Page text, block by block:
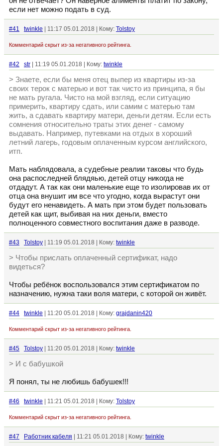
если нет можно подать в суд.
#41 twinkle | 11:17 05.01.2018 | Кому: Tolstoy
Комментарий скрыт из-за негативного рейтинга.
#42 str | 11:19 05.01.2018 | Кому: twinkle
> Знаете, если бы меня отец выпер из квартиры из-за
своих терок с матерью и вот так чисто из принципа, я бы
не мать ругала. Чисто на мой взгляд, если ситуацию
примерить, квартиру сдать, или самим с матерью там
жить, а сдавать квартиру матери, деньги детям. Если есть
сомнения относительно траты этих денег - самому
выдавать. Например, путевками на отдых в хороший
летний лагерь, годовым оплаченным курсом английского,
итп.
Мать наблядовала, а судебные реалии таковы что будь
она распоследней блядяью, детей отцу никогда не
отдадут. А так как они маленькие еще то изолировав их от
отца она внушит им все что угодно, когда вырастут они
будут его ненавидеть. А мать при этом будет пользовать
детей как щит, выбивая на них деньги, вместо
полноценного совместного воспитания даже в разводе.
#43 Tolstoy | 11:19 05.01.2018 | Кому: twinkle
> Чтобы прислать оплаченный сертификат, надо
видеться?
Чтобы ребёнок воспользовался этим сертификатом по
назначению, нужна таки воля матери, с которой он живёт.
#44 twinkle | 11:20 05.01.2018 | Кому: grajdanin420
Комментарий скрыт из-за негативного рейтинга.
#45 Tolstoy | 11:20 05.01.2018 | Кому: twinkle
> И с бабушкой
Я понял, ты не любишь бабушек!!!
#46 twinkle | 11:21 05.01.2018 | Кому: Tolstoy
Комментарий скрыт из-за негативного рейтинга.
#47 Работник кабеля | 11:21 05.01.2018 | Кому: twinkle